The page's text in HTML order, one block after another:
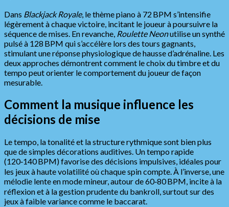
Dans Blackjack Royale, le thème piano à 72 BPM s’intensifie
légèrement à chaque victoire, incitant le joueur à poursuivre la
séquence de mises. En revanche, Roulette Neonutilise un synthé
pulsé à 128 BPM qui s’accélère lors des tours gagnants,
stimulant une réponse physiologique de hausse d’adrénaline. Les
deux approches démontrent comment le choix du timbre et du
tempo peut orienter le comportement du joueur de façon
mesurable.
Comment la musique influence les
décisions de mise
Le tempo, la tonalité et la structure rythmique sont bien plus
que de simples décorations auditives. Un tempo rapide
(120‑140 BPM) favorise des décisions impulsives, idéales pour
les jeux à haute volatilité où chaque spin compte. À l’inverse, une
mélodie lente en mode mineur, autour de 60‑80 BPM, incite à la
réflexion et à la gestion prudente du bankroll, surtout sur des
jeux à faible variance comme le baccarat.